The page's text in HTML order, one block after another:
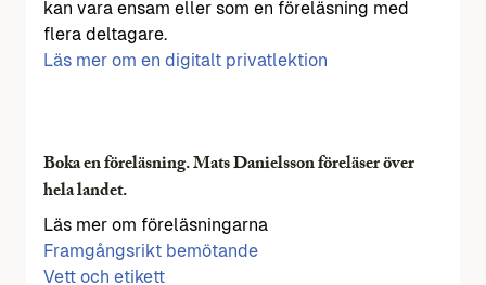
kan vara ensam eller som en föreläsning med
flera deltagare.
Läs mer om en digitalt privatlektion
Boka en föreläsning. Mats Danielsson föreläser över
hela landet.
Läs mer om föreläsningarna
Framgångsrikt bemötande
Vett och etikett